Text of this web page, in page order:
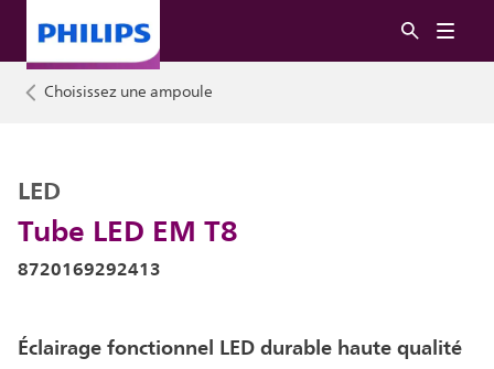
Choisissez une ampoule
Tube LED EM T8
LED
8720169292413
Éclairage fonctionnel LED durable haute qualité